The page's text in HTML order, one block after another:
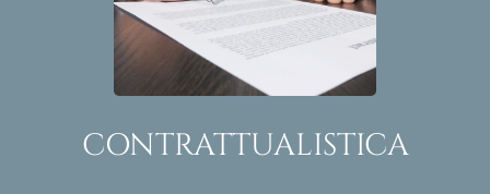
CONTRATTUALISTICA